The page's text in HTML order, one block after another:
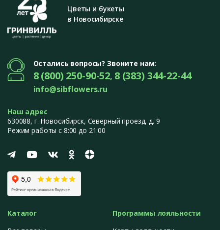
Цветы и букеты
в Новосибирске
Остались вопросы? Звоните нам:
8 (800) 250-90-52, 8 (383) 344-22-44
info@sibflowers.ru
Наш адрес
630088, г. Новосибирск, Северный проезд, д. 9
Режим работы с 8:00 до 21:00
Каталог
Программы лояльности